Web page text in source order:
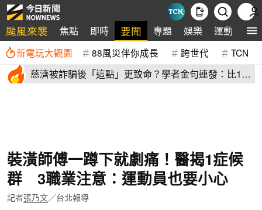
颱風來襲 焦點 即時 要聞 專題 娛樂 運動 全
新電玩大觀園 88風災伴你成長 跨世代 TCN
慈濟被詐騙後「這點」更致命？學者金句連發：比10
裝潢師傅一蹲下就劇痛！醫揭1症候
群 3職業注意：運動員也要小心
記者張乃文／台北報導